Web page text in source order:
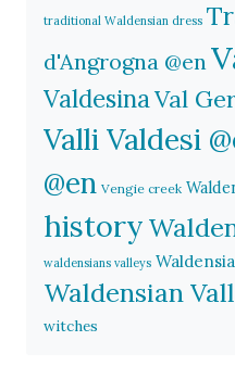
traditional Waldensian dress
d'Angrogna @en
ValdesinaVal
Valli Valdesi
@en Vengie creek
history
waldensians valleys
Waldensian
witches